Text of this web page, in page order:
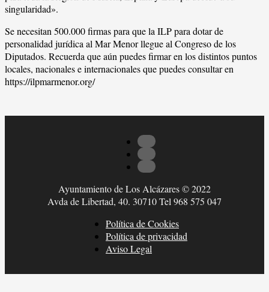
singularidad».
Se necesitan 500.000 firmas para que la ILP para dotar de
personalidad jurídica al Mar Menor llegue al Congreso de los
Diputados. Recuerda que aún puedes firmar en los distintos puntos
locales, nacionales e internacionales que puedes consultar en
https://ilpmarmenor.org/
Ayuntamiento de Los Alcázares © 2022
Avda de Libertad, 40. 30710 Tel 968 575 047
Política de Cookies
Política de privacidad
Aviso Legal